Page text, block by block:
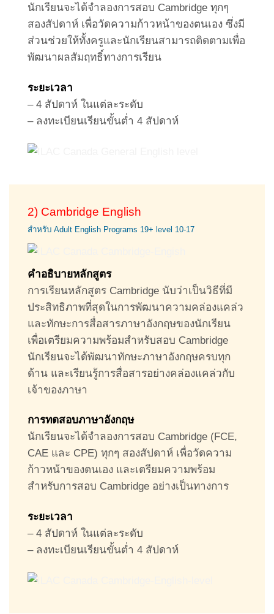
นักเรียนจะได้จำลองการสอบ Cambridge ทุกๆ
สองสัปดาห์ เพื่อวัดความก้าวหน้าของตนเอง ซึ่งมี
ส่วนช่วยให้ทั้งครูและนักเรียนสามารถติดตามเพื่อ
พัฒนาผลสัมฤทธิ์ทางการเรียน
ระยะเวลา
– 4 สัปดาห์ ในแต่ละระดับ
– ลงทะเบียนเรียนขั้นต่ำ 4 สัปดาห์
2) Cambridge English
สำหรับ Adult English Programs 19+ level 10-17
คำอธิบายหลักสูตร
การเรียนหลักสูตร Cambridge นับว่าเป็นวิธีที่มี
ประสิทธิภาพที่สุดในการพัฒนาความคล่องแคล่ว
และทักษะการสื่อสารภาษาอังกฤษของนักเรียน
เพื่อเตรียมความพร้อมสำหรับสอบ Cambridge
นักเรียนจะได้พัฒนาทักษะภาษาอังกฤษครบทุก
ด้าน และเรียนรู้การสื่อสารอย่างคล่องแคล่วกับ
เจ้าของภาษา
การทดสอบภาษาอังกฤษ
นักเรียนจะได้จำลองการสอบ Cambridge (FCE,
CAE และ CPE) ทุกๆ สองสัปดาห์ เพื่อวัดความ
ก้าวหน้าของตนเอง และเตรียมความพร้อม
สำหรับการสอบ Cambridge อย่างเป็นทางการ
ระยะเวลา
– 4 สัปดาห์ ในแต่ละระดับ
– ลงทะเบียนเรียนขั้นต่ำ 4 สัปดาห์